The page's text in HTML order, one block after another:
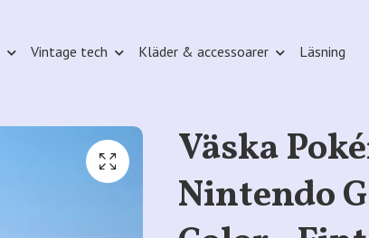
Vintage tech Kläder & accessoarer Läsning
Väska
Nintendo